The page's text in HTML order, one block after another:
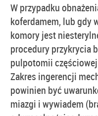
W przypadku
koferdamem, lub gdy
komory jest
procedury przykrycia
pulpotomii
Zakres ingerencji
powinien być
miazgi i wywiadem